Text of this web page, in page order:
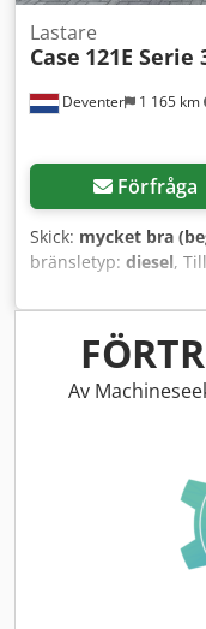
Deventer 1 165 km
Lastare
Case 121E Serie
Förfråga
Skick: mycket bra
bränsletyp: diesel,
, = Ytterligare
pedaler - Sluten hytt
Tillverkningsår 2012
3 hjullastare,
och har endast 1
olika
användning.
1 060 driftstimmar *
Omedelbart redo för
information eller för
oss. Crjdpszrd
Tillverkningsår: 2012
540 kg Totalvikt: 7
Av